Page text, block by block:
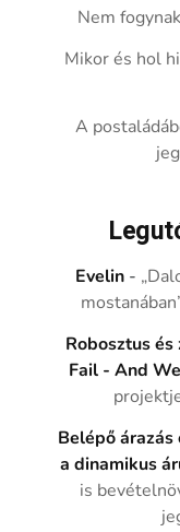
Nem
Mikor és hol
A
Evelin -
Robosztus
Fail - And
Belépő
a dinamikus
is